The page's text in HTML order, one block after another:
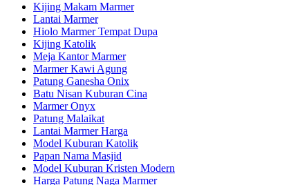
Kijing Makam Marmer
Lantai Marmer
Hiolo Marmer Tempat Dupa
Kijing Katolik
Meja Kantor Marmer
Marmer Kawi Agung
Patung Ganesha Onix
Batu Nisan Kuburan Cina
Marmer Onyx
Patung Malaikat
Lantai Marmer Harga
Model Kuburan Katolik
Papan Nama Masjid
Model Kuburan Kristen Modern
Harga Patung Naga Marmer